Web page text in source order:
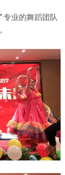
业的舞蹈团队